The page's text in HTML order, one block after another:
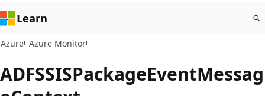
Learn
Azure Azure Monitor
ADFSSISPackageEventMessag